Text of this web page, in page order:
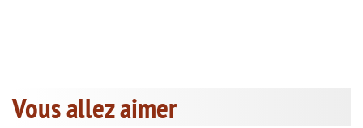
Vous allez aimer